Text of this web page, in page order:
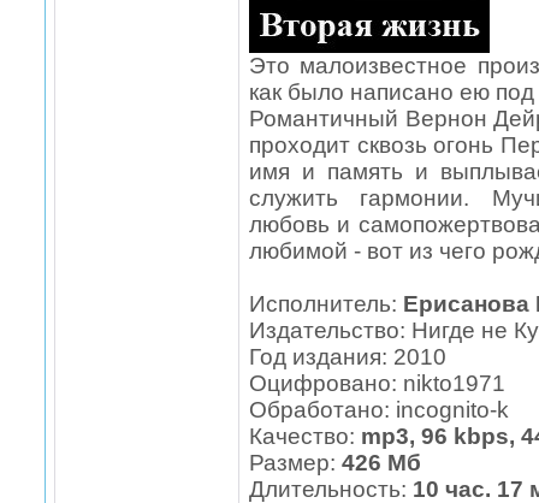
Это малоизвестное
как было написано ею
Романтичный Вернон
проходит сквозь огонь
имя и память и
служить гармонии.
любовь и
любимой - вот из чего
Исполнитель: Ерисанова
Издательство: Нигде не
Год издания: 2010
Оцифровано: nikto1971
Обработано: incognito-k
Качество: mp3, 96 kbps,
Размер: 426 Мб
Длительность: 10 час. 17